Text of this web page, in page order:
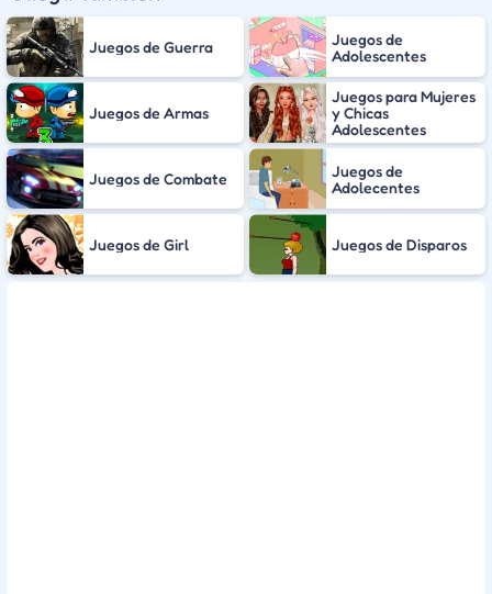
Juegos de Guerra
Juegos de
Adolescentes
Juegos de Armas
Juegos para Mujeres
y Chicas
Adolescentes
Juegos de Combate
Juegos de
Adolecentes
Juegos de Girl Juegos de Disparos